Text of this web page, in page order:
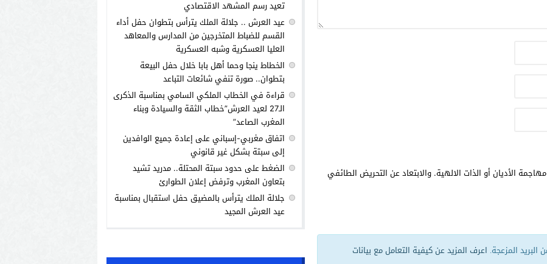
الأديان أو الذات الالهية. والابتعاد عن التحريض الطائفي
المزعجة. اعرف المزيد عن كيفية التعامل مع بيانات
تعيد رسم المشهد الاقتصادي
عيد العرش .. جلالة الملك يترأس بتطوان حفل أداء
القسم للضباط المتخرجين من المدارس والمعاهد
العليا العسكرية وشبه العسكرية
الخطاط ينجا وحما أهل بابا خلال حفل البيعة
بتطوان.. صورة تنفي شائعات التباعد
قراءة في الخطاب الملكي السامي بمناسبة الذكرى
الـ27 لعيد العرش”خطاب الثقة والسيادة وبناء
المغرب الصاعد”
اتفاق مغربي-إسباني على إعادة جميع الوافدين
إلى سبتة بشكل غير قانوني
الضغط على حدود سبتة المحتلة.. مدريد تشيد
بتعاون المغرب وترفض إعلان الطوارئ
جلالة الملك يترأس بالمضيق حفل استقبال بمناسبة
عيد العرش المجيد